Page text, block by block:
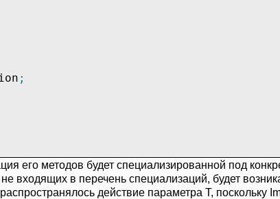
;
его методов будет специализированной под
входящих в перечень специализаций, будет
действие параметра T, поскольку